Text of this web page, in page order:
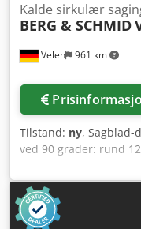
Velen 961 km
Kalde sirkulær
BERG & SCHMID
Tilstand: ny, Sagblad-
ved 90 grader: rund
grader: firkant 100
rektangel 180x100
hastigheter: 15 - 70 o/
Maskinvekt ca. 0,71 t